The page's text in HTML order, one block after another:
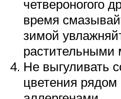
четвероногого
время
зимой
растительными
Не выгуливать
цветения